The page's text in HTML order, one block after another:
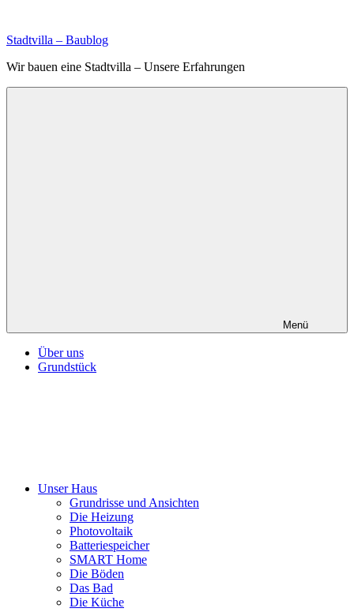
springen
Stadtvilla – Baublog
Wir bauen eine Stadtvilla – Unsere Erfahrungen
Menü
Über uns
Grundstück
Unser Haus
Grundrisse und Ansichten
Die Heizung
Photovoltaik
Batteriespeicher
SMART Home
Die Böden
Das Bad
Die Küche